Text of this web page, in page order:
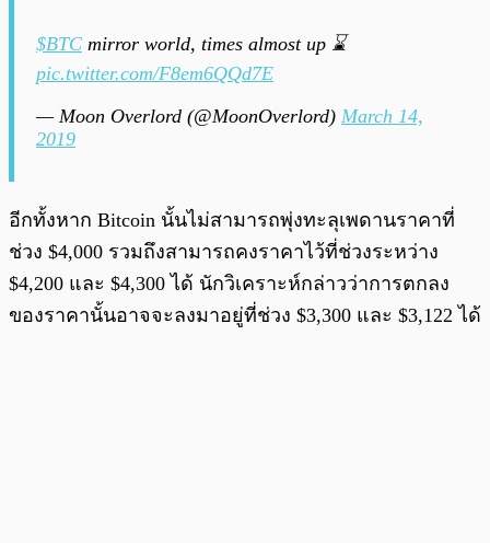
$BTC mirror world, times almost up ⌛️
pic.twitter.com/F8em6QQd7E
— Moon Overlord (@MoonOverlord) March 14,
2019
อีกทั้งหาก Bitcoin นั้นไม่สามารถพุ่งทะลุเพดานราคาที่
ช่วง $4,000 รวมถึงสามารถคงราคาไว้ที่ช่วงระหว่าง
$4,200 และ $4,300 ได้ นักวิเคราะห์กล่าวว่าการตกลง
ของราคานั้นอาจจะลงมาอยู่ที่ช่วง $3,300 และ $3,122 ได้